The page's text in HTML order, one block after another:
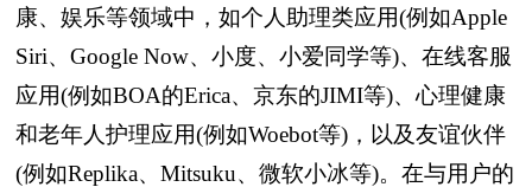
康、娱乐等领域中，如个人助理类应用(例如Apple
Siri、Google Now、小度、小爱同学等)、在线客服
应用(例如BOA的Erica、京东的JIMI等)、心理健康
和老年人护理应用(例如Woebot等)，以及友谊伙伴
(例如Replika、Mitsuku、微软小冰等)。在与用户的